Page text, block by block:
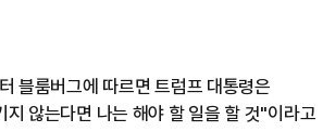
블룸버그에 따르면 트럼프 대통령은
지 않는다면 나는 해야 할 일을 할 것"이라고